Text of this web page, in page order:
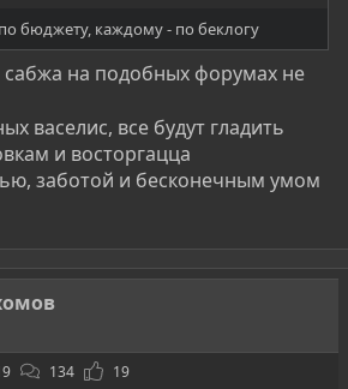
бюджету, каждому - по беклогу
сабжа на подобных форумах не
васелис, все будут гладить
и восторгацца
заботой и бесконечным умом
134
19